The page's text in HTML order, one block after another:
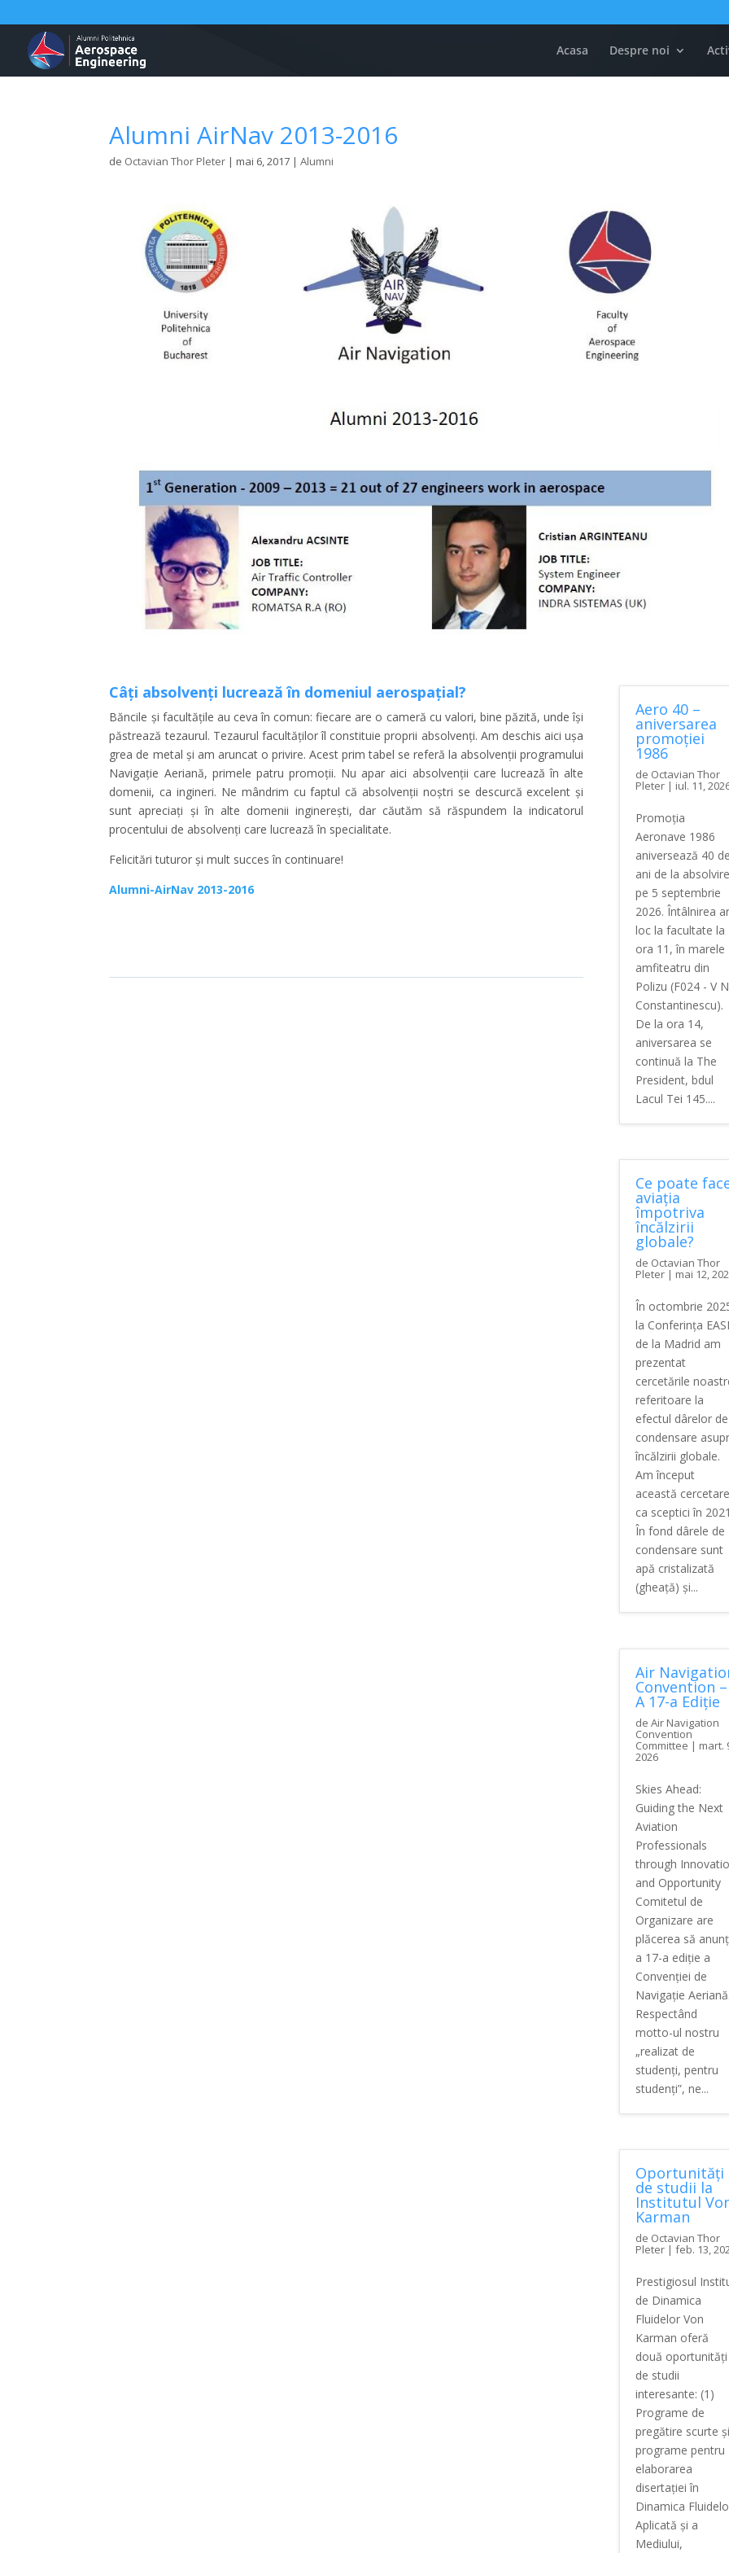
Acasa Despre noi
Alumni AirNav 2013-2016
de Octavian Thor Pleter |mai 6, 2017 |Alumni
Câți absolvenți lucrează în domeniul aerospațial?
Băncile și facultățile au ceva în comun: fiecare are o cameră cu valori, bine păzită, unde își
păstrează tezaurul. Tezaurul facultăților îl constituie proprii absolvenți. Am deschis aici ușa
grea de metal și am aruncat o privire. Acest prim tabel se referă la absolvenții programului
Navigație Aeriană, primele patru promoții. Nu apar aici absolvenții care lucrează în alte
domenii, ca ingineri. Ne mândrim cu faptul că absolvenții noștri se descurcă excelent și
sunt apreciați și în alte domenii inginerești, dar căutăm să răspundem la indicatorul
procentului de absolvenți care lucrează în specialitate.
Felicitări tuturor și mult succes în continuare!
Alumni-AirNav 2013-2016
Aero 40 –
aniversarea
promoției
1986
de Octavian Thor
Pleter| iul. 11,
Promoția
Aeronave 1986
aniversează 40 de
ani de la absolvire
pe 5 septembrie
2026. Întâlnirea
loc la facultate la
ora 11, în marele
amfiteatru din
Polizu (F024 - V N
Constantinescu).
De la ora 14,
aniversarea se
continuă la The
President, bdul
Lacul Tei 145....
Ce poate
aviația
împotriva
încălzirii
globale?
de Octavian Thor
Pleter| mai 12,
În octombrie
la Conferința
de la Madrid am
prezentat
cercetările
referitoare la
efectul dârelor de
condensare
încălzirii globale.
Am început
această cercetare
ca sceptici în
În fond dârele de
condensare sunt
apă cristalizată
(gheață) și...
Air
Convention –
A 17-a Ediție
de Air Navigation
Convention
Committee | mart.
2026
Skies Ahead:
Guiding the Next
Aviation
Professionals
through
and Opportunity
Comitetul de
Organizare are
plăcerea să
a 17-a ediție a
Convenției de
Navigație Aeriană.
Respectând
motto-ul nostru
„realizat de
studenți, pentru
studenți”, ne...
Oportunități
de studii la
Institutul
Karman
de Octavian Thor
Pleter| feb. 13,
Prestigiosul
de Dinamica
Fluidelor Von
Karman oferă
două oportunități
de studii
interesante: (1)
Programe de
pregătire scurte și
programe pentru
elaborarea
disertației în
Dinamica
Aplicată și a
Mediului,